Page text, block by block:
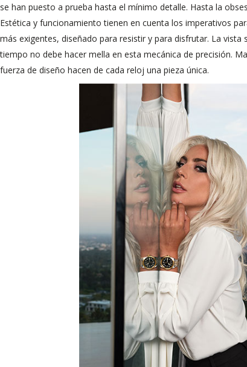
se han puesto a prueba hasta el mínimo detalle. Hasta la
Estética y funcionamiento tienen en cuenta los imperativos
más exigentes, diseñado para resistir y para disfrutar. La
tiempo no debe hacer mella en esta mecánica de precisión.
fuerza de diseño hacen de cada reloj una pieza única.